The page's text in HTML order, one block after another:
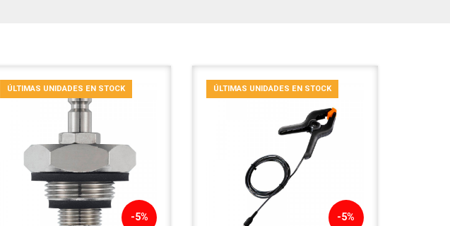
-5%
ÚLTIMAS UNIDADES EN STOCK
-5%
ÚLTIMAS UNIDADES EN STOCK